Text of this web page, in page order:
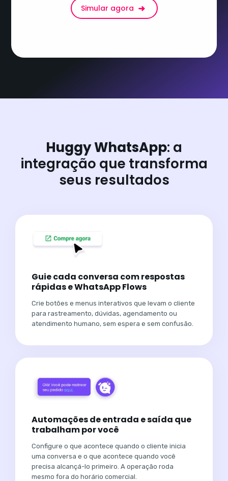
Simular agora
Huggy WhatsApp: a
integração que transforma
seus resultados
Guie cada conversa com respostas
rápidas e WhatsApp Flows
Crie botões e menus interativos que levam o cliente
para rastreamento, dúvidas, agendamento ou
atendimento humano, sem espera e sem confusão.
Automações de entrada e saída que
trabalham por você
Configure o que acontece quando o cliente inicia
uma conversa e o que acontece quando você
precisa alcançá-lo primeiro. A operação roda
mesmo fora do horário comercial.